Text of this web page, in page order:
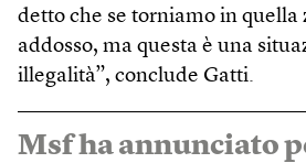
detto che se torniamo in quella
addosso, ma questa è una
illegalità”, conclude Gatti.
Msf ha annunciato